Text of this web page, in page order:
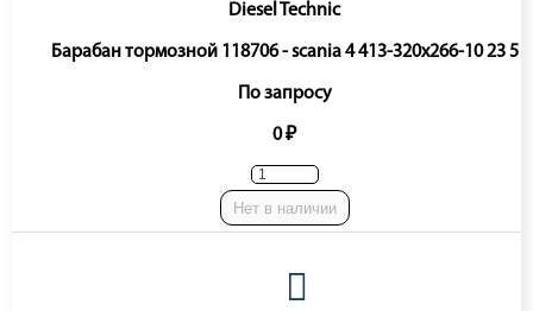
Diesel Technic
Барабан тормозной 118706 - scania 4 413-320x266-10 23 5
По запросу
0 ₽
Нет в наличии